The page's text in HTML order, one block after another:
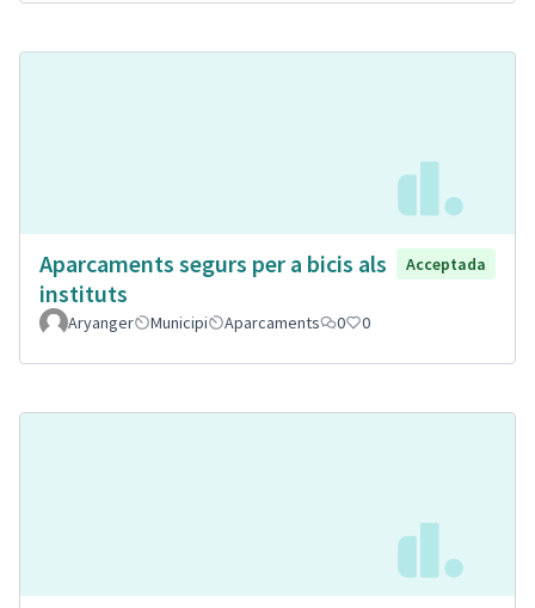
Aparcaments segurs per a bicis als
instituts
Acceptada
Aryanger Municipi Aparcaments 0 0